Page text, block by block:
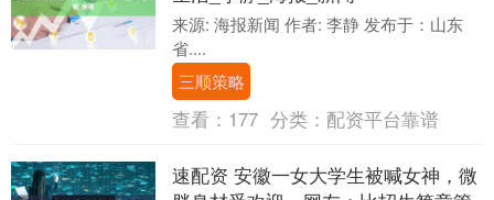
来源: 海报新闻 作者: 李静 发布于：山东
省....
三顺策略
查看： 177 分类： 配资平台靠谱
速配资 安徽一女大学生被喊女神，微